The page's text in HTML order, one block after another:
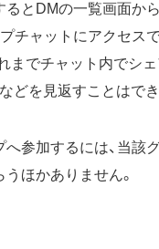
るとDMの一覧画面か
プチャットにアクセス
までチャット内でシ
どを見返すことはでき
へ参加するには、当該
ほかありません。